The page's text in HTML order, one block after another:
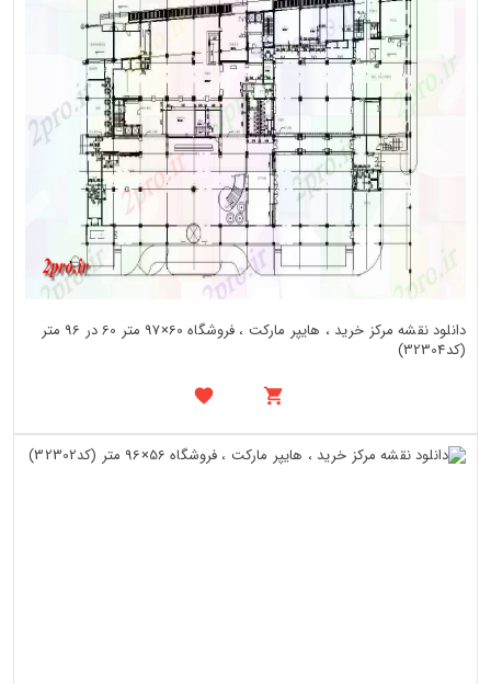
دانلود نقشه مرکز خرید ، هایپر مارکت ، فروشگاه 60×97 متر 60 در 96 متر
(کد32304)